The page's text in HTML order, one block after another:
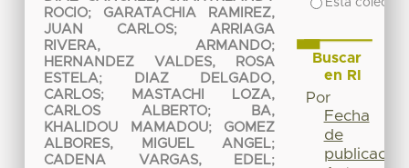
ROCIO; GARATACHIA RAMIREZ,
JUAN CARLOS;ARRIAGA
RIVERA, ARMANDO;
HERNANDEZ VALDES, ROSA
ESTELA;
DIAZ DELGADO,
CARLOS;
MASTACHI LOZA,
CARLOS ALBERTO;
BA,
KHALIDOU MAMADOU; GOMEZ
ALBORES, MIGUEL ANGEL;
CADENA VARGAS, EDEL;
Esta
Buscar
en RI
Por
Fecha
de
publicación